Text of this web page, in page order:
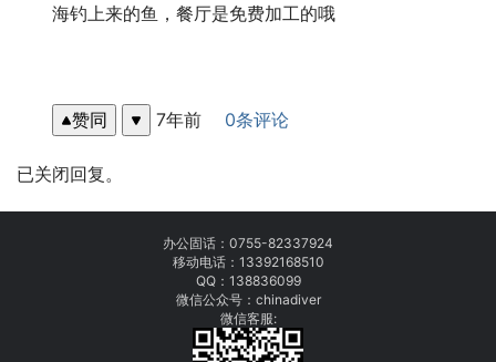
海钓上来的鱼，餐厅是免费加工的哦
赞同 7年前 0条评论
已关闭回复。
办公固话： 0755-82337924
移动电话： 13392168510
QQ：138836099
微信公众号：chinadiver
微信客服: